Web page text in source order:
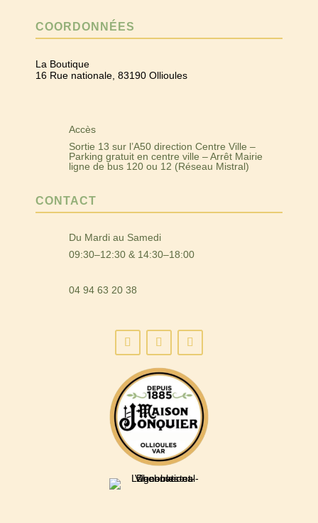
COORDONNÉES
La Boutique
16 Rue nationale, 83190 Ollioules
Accès
Sortie 13 sur l’A50 direction Centre Ville –
Parking gratuit en centre ville – Arrêt Mairie
ligne de bus 120 ou 12 (Réseau Mistral)
CONTACT
Du Mardi au Samedi
09:30–12:30 & 14:30–18:00
04 94 63 20 38